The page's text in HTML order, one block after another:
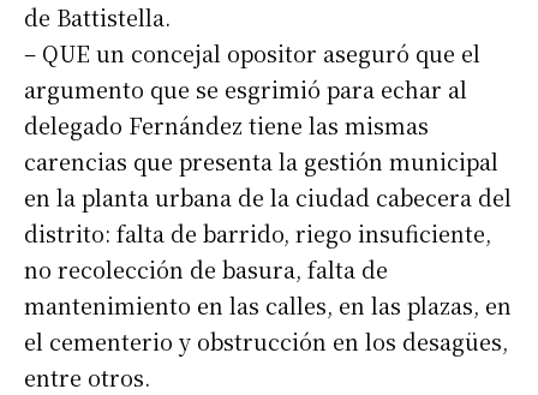
de Battistella.
– QUE un concejal opositor aseguró que el
argumento que se esgrimió para echar al
delegado Fernández tiene las mismas
carencias que presenta la gestión municipal
en la planta urbana de la ciudad cabecera del
distrito: falta de barrido, riego insuficiente,
no recolección de basura, falta de
mantenimiento en las calles, en las plazas, en
el cementerio y obstrucción en los desagües,
entre otros.